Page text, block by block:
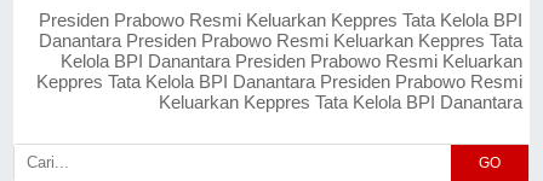
Presiden Prabowo Resmi Keluarkan Keppres Tata Kelola BPI
Danantara Presiden Prabowo Resmi Keluarkan Keppres Tata
Kelola BPI Danantara Presiden Prabowo Resmi Keluarkan
Keppres Tata Kelola BPI Danantara Presiden Prabowo Resmi
Keluarkan Keppres Tata Kelola BPI Danantara
GO